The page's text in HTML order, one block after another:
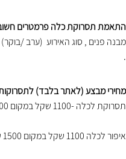
התאמת תסרוקת כלה פרמטרים
מבנה פנים , סוג האירוע (ערב /
.
מחירי מבצע (לאתר בלבד) לתסרוקות
תסרוקת לכלה -1100 שקל במקום 1500 שקל
איפור לכלה 1100 שקל במקום 1500 שקל